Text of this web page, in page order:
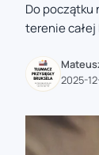
zaobserwuj nas
zaobserwuj nas
zaobserwuj nas
Do początku
terenie
2025-